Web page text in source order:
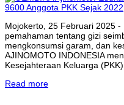
Mojokerto, 25 Februari 2025
pemahaman tentang gizi
mengkonsumsi garam, dan
AJINOMOTO INDONESIA
Kesejahteraan Keluarga (PKK)
Read more